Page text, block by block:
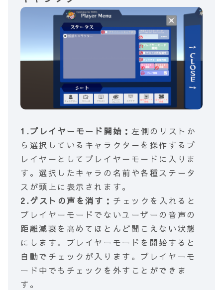
1.プレイヤーモード開始：左側のリストか
ら選択しているキャラクターを操作するプ
レイヤーとしてプレイヤーモードに入りま
す。選択したキャラの名前や各種ステータ
スが頭上に表示されます。
2.ゲストの声を消す： チェックを入れると
プレイヤーモードでないユーザーの音声の
距離減衰を高めてほとんど聞こえない状態
にします。プレイヤーモードを開始すると
自動でチェックが入ります。プレイヤーモ
ード中でもチェックを外すことができま
す。